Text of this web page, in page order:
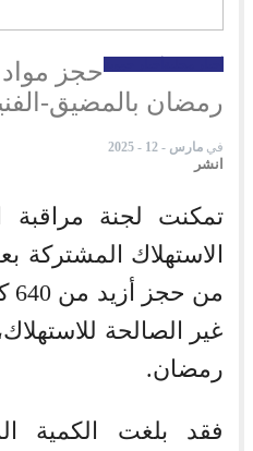
حجز مواد
رمضان بالمضيق-
في مارس - 12 - 2025
انشر
تمكنت لجنة مراقبة
الاستهلاك المشتركة
من
غير الصالحة
رمضان.
فقد بلغت الكمية